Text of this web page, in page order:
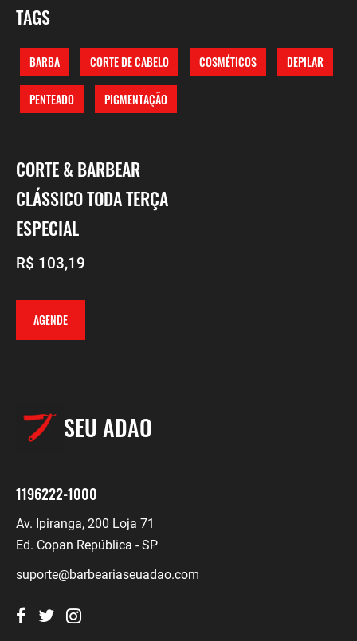
TAGS
BARBA CORTE DE CABELO COSMÉTICOS DEPILAR
PENTEADO PIGMENTAÇÃO
CORTE & BARBEAR
CLÁSSICO TODA TERÇA
ESPECIAL
R$ 103,19
AGENDE
SEU ADAO
1196222-1000
Av. Ipiranga, 200 Loja 71
Ed. Copan República - SP
suporte@barbeariaseuadao.com